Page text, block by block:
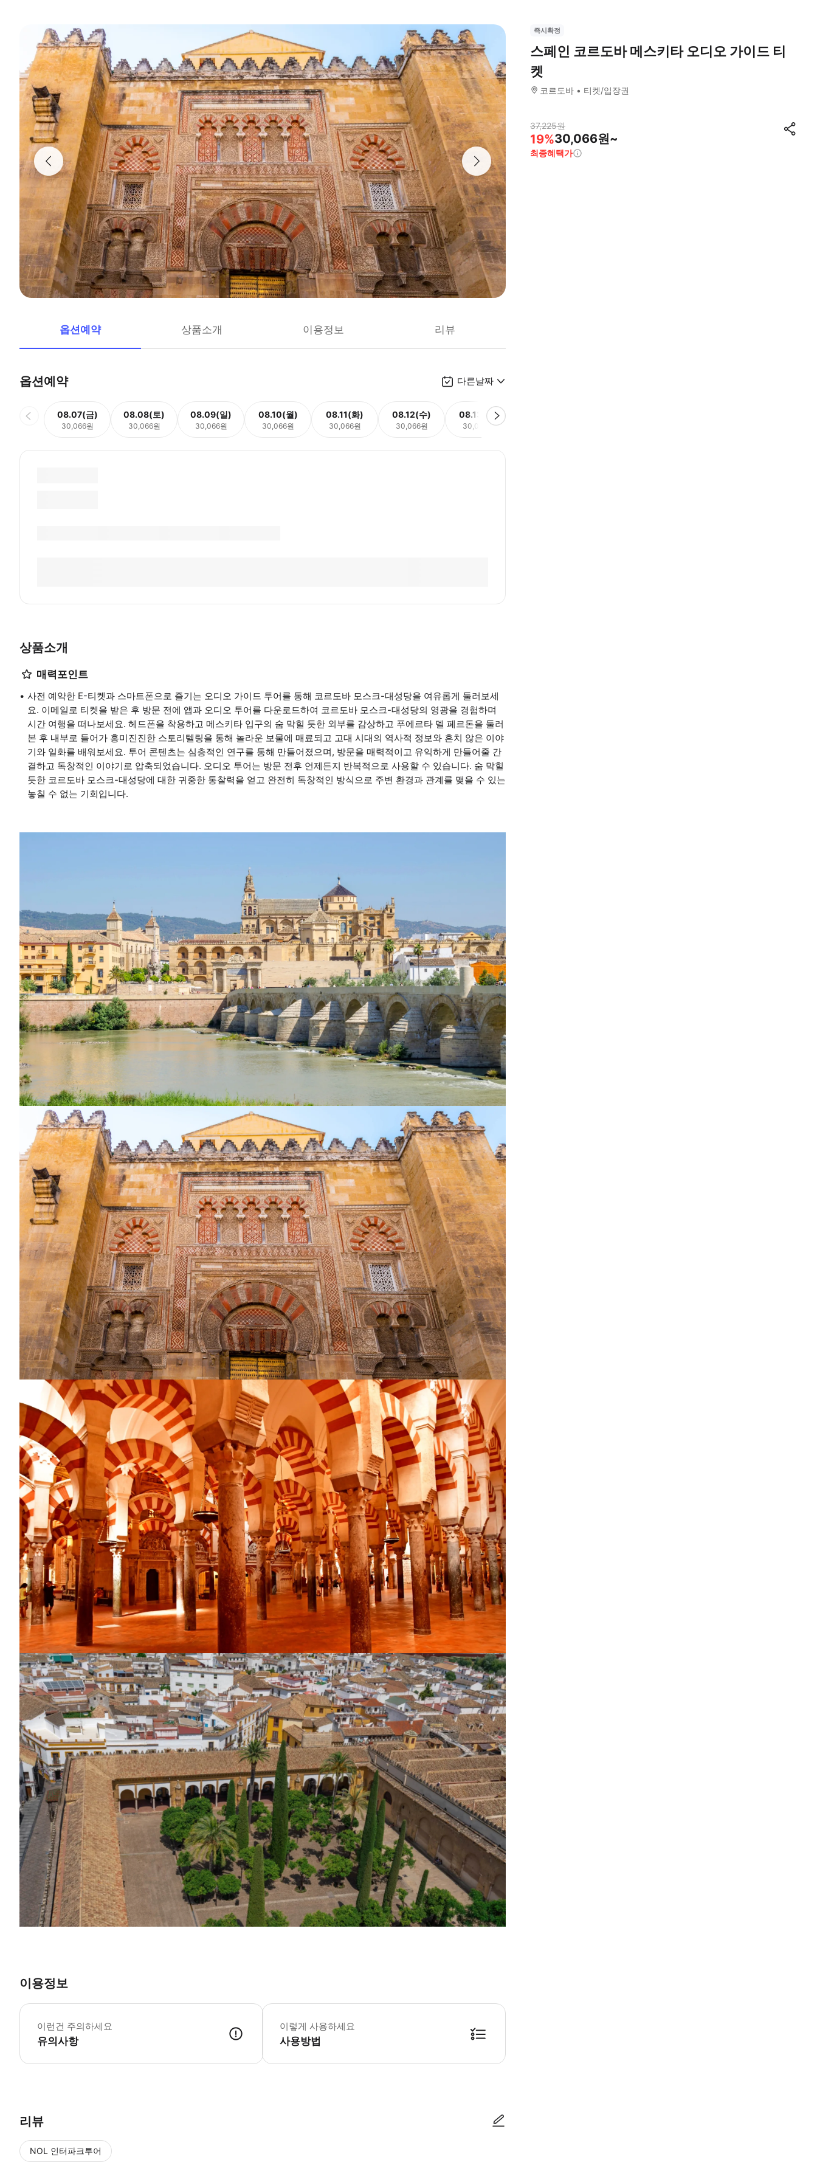
옵션예약 상품소개 이용정보 리뷰
옵션예약 다른날짜
08.07(금)
30,066원
08.08(토)
30,066원
08.09(일)
30,066원
08.10(월)
30,066원
08.11(화)
30,066원
08.12(수)
30,066원
08.13(목)
30,066원
상품소개
매력포인트
사전 예약한 E-티켓과 스마트폰으로 즐기는 오디오 가이드 투어를 통해 코르도바 모스크-대성당을 여유롭게 둘러보세
요. 이메일로 티켓을 받은 후 방문 전에 앱과 오디오 투어를 다운로드하여 코르도바 모스크-대성당의 영광을 경험하며
시간 여행을 떠나보세요. 헤드폰을 착용하고 메스키타 입구의 숨 막힐 듯한 외부를 감상하고 푸에르타 델 페르돈을 둘러
본 후 내부로 들어가 흥미진진한 스토리텔링을 통해 놀라운 보물에 매료되고 고대 시대의 역사적 정보와 흔치 않은 이야
기와 일화를 배워보세요. 투어 콘텐츠는 심층적인 연구를 통해 만들어졌으며, 방문을 매력적이고 유익하게 만들어줄 간
결하고 독창적인 이야기로 압축되었습니다. 오디오 투어는 방문 전후 언제든지 반복적으로 사용할 수 있습니다. 숨 막힐
듯한 코르도바 모스크-대성당에 대한 귀중한 통찰력을 얻고 완전히 독창적인 방식으로 주변 환경과 관계를 맺을 수 있는
놓칠 수 없는 기회입니다.
이용정보
이런건 주의하세요
유의사항
운영시간 및 휴무일은 변경될 수 있습니다. 방문 전 최신 정보를 꼭 확인해주세요.
이렇게 사용하세요
사용방법
리뷰
NOL 인터파크투어
즉시확정
스페인 코르도바 메스키타 오디오 가이드 티
켓
코르도바 티켓/입장권
37,225원
19%30,066원~
최종혜택가